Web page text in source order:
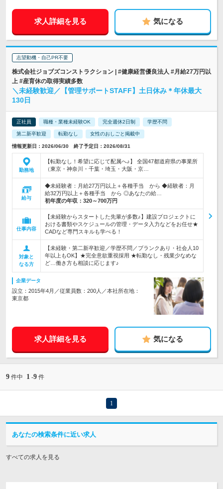
求人詳細を見る 気になる
志望動機・自己PR不要
株式会社ジョブズコンストラクション | #健康経営優良法人 #月給27万円以
上 #産育休の取得実績多数
＼未経験歓迎／【管理サポートSTAFF】土日休み＊年休最大
130日
正社員 職種・業種未経験OK 完全週休2日制 学歴不問
第二新卒歓迎 転勤なし 女性のおしごと掲載中
情報更新日：2026/06/30 終了予定日：2026/08/31
勤務地
【転勤なし！希望に応じて配属へ♪】 全国47都道府県の事業所
（東京・神奈川・千葉・埼玉・大阪・京…
給与
◆未経験者：月給27万円以上＋各種手当 から ◆経験者：月
給32万円以上＋各種手当 から ◎あなたの給…
初年度の年収： 320～700万円
仕事内容
【未経験からスタートした先輩が多数♪】建設プロジェクトに
おける書類やスケジュールの管理・データ入力などをお任せ★
CADなど専門スキルも学べる！
対象と
なる方
【未経験・第二新卒歓迎／学歴不問／ブランクあり・社会人10
年以上もOK】★完全意欲重視採用 ★転勤なし・残業少なめな
ど…働き方も相談に応じます♪
企業データ
設立：2015年4月／従業員数：200人／本社所在地：
東京都
求人詳細を見る 気になる
9 件中 1 -9 件
1
あなたの検索条件に近い求人
すべての求人を見る